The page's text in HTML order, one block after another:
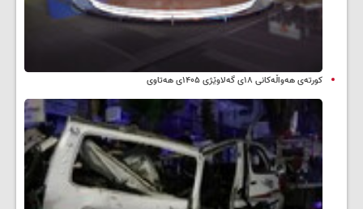
کورتەی هەواڵەکانی ۱۸ی گەلاوێژی ۱۴۰۵ی هەتاوی